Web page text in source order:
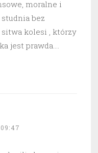
moralne i
bez
sitwa kolesi , którzy
jest prawda….